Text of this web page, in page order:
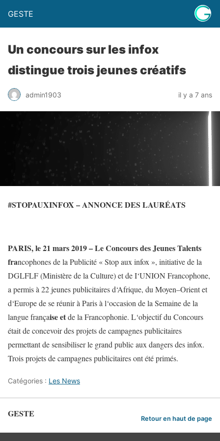
GESTE
Un concours sur les infox
distingue trois jeunes créatifs
admin1903 il y a 7 ans
#STOPAUXINFOX –ANNONCE DES LAURÉATS
PARIS,le21 mars2019–LeConcoursdesJeunesTalents
francophonesdela Publicité «Stopaux infox », initiativedela
DGLFLF(Ministèredela Culture)etdeI‘UNION Francophone,
a permisà 22jeunespublicitairesd‘Afrique, du Moyen–Orientet
d‘Europedeseréunirà Parisà l‘occasion dela Semaine dela
languefrançaiseetdela Francophonie. L‘objectifdu Concours
étaitdeconcevoirdesprojetsdecampagnespublicitaires
permettantdesensibiliserle grand publicaux dangers desinfox.
Troisprojetsdecampagnespublicitairesontétéprimés.
Catégories : Les News
GESTE Retour en haut de page